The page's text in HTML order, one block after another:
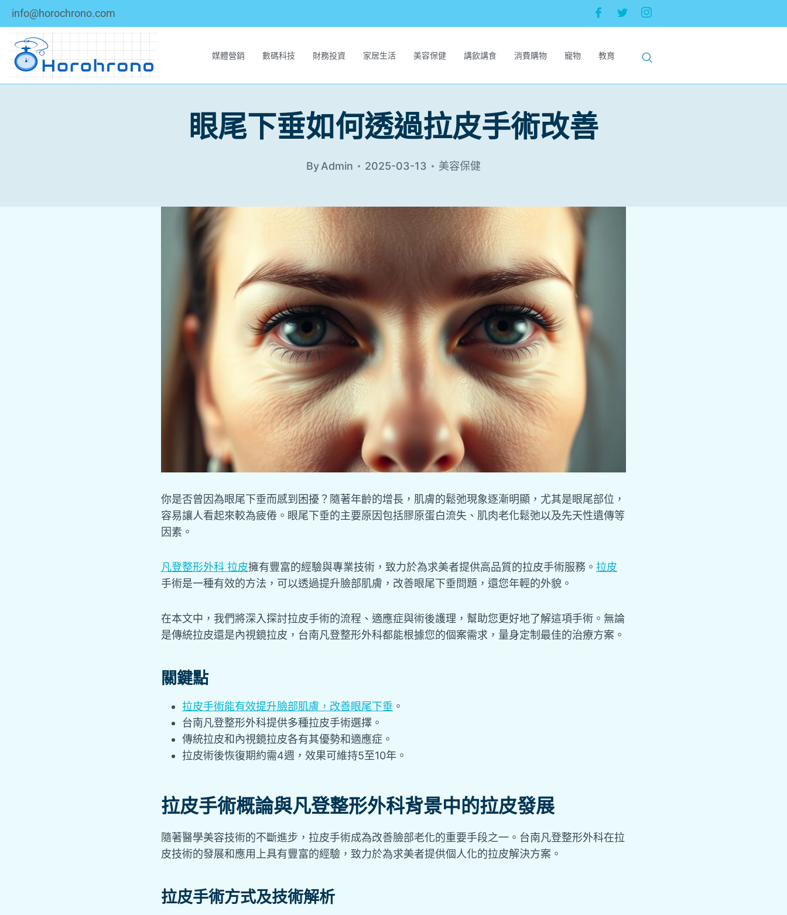
info@horochrono.com
媒體營銷 數碼科技 財務投資 家居生活 美容保健 講飲講食 消費購物 寵物 教育
眼尾下垂如何透過拉皮手術改善
ByAdmin 2025-03-13 美容保健
你是否曾因為眼尾下垂而感到困擾？隨著年齡的增長，肌膚的鬆弛現象逐漸明顯，尤其是眼尾部位，
容易讓人看起來較為疲倦。眼尾下垂的主要原因包括膠原蛋白流失、肌肉老化鬆弛以及先天性遺傳等
因素。
凡登整形外科 拉皮擁有豐富的經驗與專業技術，致力於為求美者提供高品質的拉皮手術服務。 拉皮
手術是一種有效的方法，可以透過提升臉部肌膚，改善眼尾下垂問題，還您年輕的外貌。
在本文中，我們將深入探討拉皮手術的流程、適應症與術後護理，幫助您更好地了解這項手術。無論
是傳統拉皮還是內視鏡拉皮，台南凡登整形外科都能根據您的個案需求，量身定制最佳的治療方案。
關鍵點
拉皮手術能有效提升臉部肌膚，改善眼尾下垂 。
台南凡登整形外科提供多種拉皮手術選擇。
傳統拉皮和內視鏡拉皮各有其優勢和適應症。
拉皮術後恢復期約需4週，效果可維持5至10年。
拉皮手術概論與凡登整形外科背景中的拉皮發展
隨著醫學美容技術的不斷進步，拉皮手術成為改善臉部老化的重要手段之一。台南凡登整形外科在拉
皮技術的發展和應用上具有豐富的經驗，致力於為求美者提供個人化的拉皮解決方案。
拉皮手術方式及技術解析